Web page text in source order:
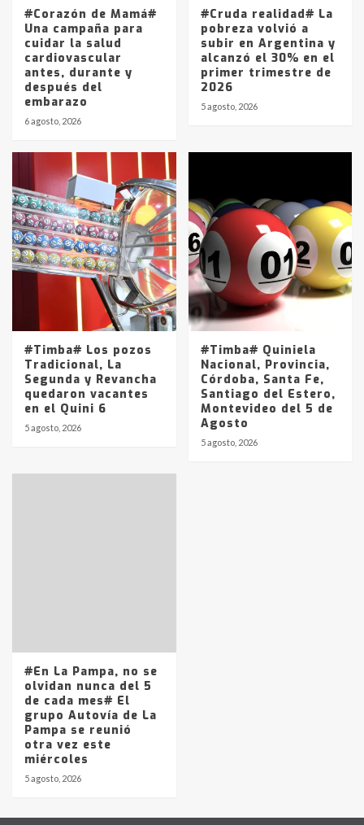
2
14 allanamientos con Gendarmería
en T.Lauquen, Pehuajó y Carlos
Casares
Identidad de los adolescentes
pampeanos que fueron
4
Accidente en Ruta 5: falleció un
joven de Trenque Lauquen
Los precios de los combustibles en
La Pampa, desde YPF hasta Axion
entre 857 a 1338 pesos
#Corazón de Mamá#
Una campaña para
cuidar la salud
cardiovascular
antes, durante y
después del
embarazo
6 agosto, 2026
#Cruda realidad# La
pobreza volvió a
subir en Argentina y
alcanzó el 30% en el
primer trimestre de
2026
5 agosto, 2026
#Timba# Los pozos
Tradicional, La
Segunda y Revancha
quedaron vacantes
en el Quini 6
5 agosto, 2026
#Timba# Quiniela
Nacional, Provincia,
Córdoba, Santa Fe,
Santiago del Estero,
Montevideo del 5 de
Agosto
5 agosto, 2026
#En La Pampa, no se
olvidan nunca del 5
de cada mes# El
grupo Autovía de La
Pampa se reunió
otra vez este
miércoles
5 agosto, 2026